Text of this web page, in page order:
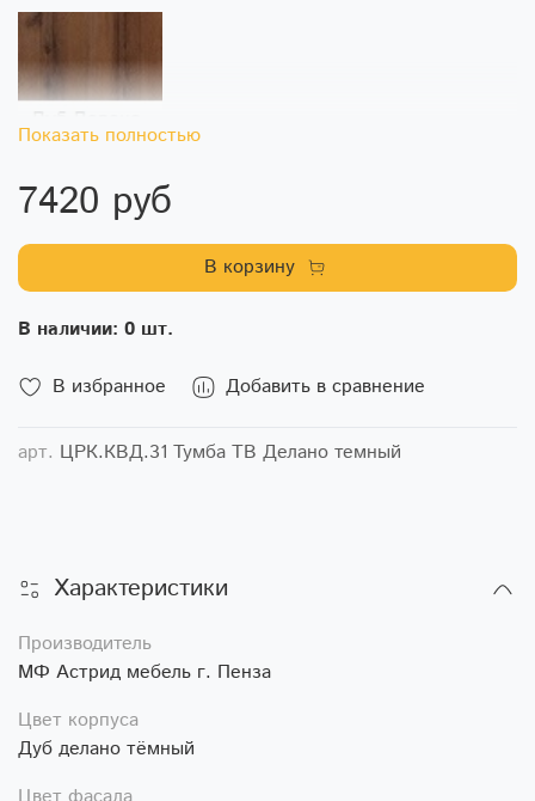
В избранное Добавить в сравнение
арт. ЦРК.КВД.31 Тумба ТВ Делано темный
Показать полностью
7420 руб
В корзину
В наличии: 0 шт.
Характеристики
Производитель
МФ Астрид мебель г. Пенза
Цвет корпуса
Дуб делано тёмный